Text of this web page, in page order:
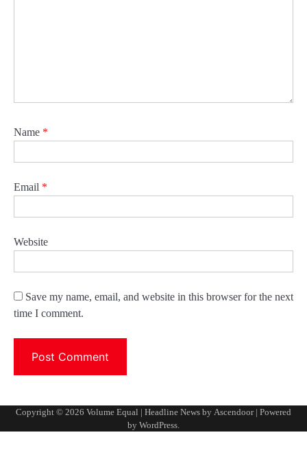
Name *
Email *
Website
Save my name, email, and website in this browser for the next
time I comment.
Copyright © 2026 Volume Equal | Headline News by Ascendoor| Powered
by WordPress.